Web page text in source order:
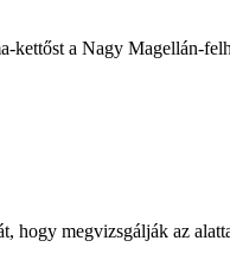
a Nagy Magellán-
hogy megvizsgálják az